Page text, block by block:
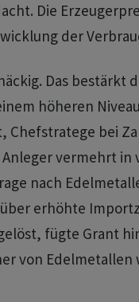
Die
der
Das bestärkt
höheren
Chefstratege bei
vermehrt in
nach
erhöhte
fügte Grant
von Edelmetallen